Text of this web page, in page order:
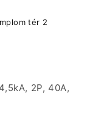
tér 2
2P, 40A,